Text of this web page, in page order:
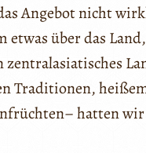
Angebot nicht
etwas über das
zentralasiatisches
Traditionen,
hatten